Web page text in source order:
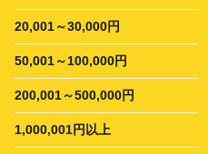
20,001～30,000円
50,001～100,000円
200,001～500,000円
1,000,001円以上